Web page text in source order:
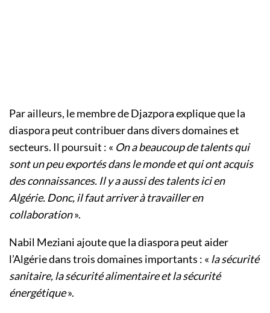
Par ailleurs, le membre de Djazpora explique que la
diaspora peut contribuer dans divers domaines et
secteurs. Il poursuit : « On a beaucoup de talents qui
sont un peu exportés dans le monde et qui ont acquis
des connaissances. Il y a aussi des talents ici en
Algérie. Donc, il faut arriver à travailler en
collaboration».
Nabil Meziani ajoute que la diaspora peut aider
l’Algérie dans trois domaines importants : « la sécurité
sanitaire, la sécurité alimentaire et la sécurité
énergétique».